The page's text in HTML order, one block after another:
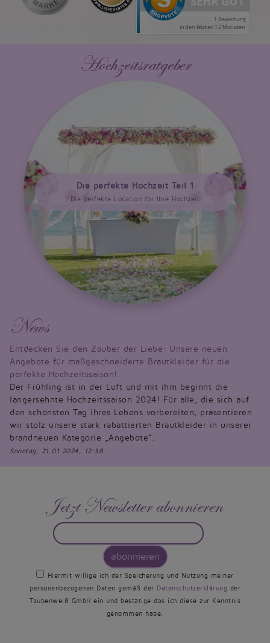
Hochzeitsratgeber
Die perfekte Hochzeit Teil 1
Die perfekte Location für Ihre Hochzeit
News
Entdecken Sie den Zauber der Liebe: Unsere neuen
Angebote für maßgeschneiderte Brautkleider für die
perfekte Hochzeitssaison!
Der Frühling ist in der Luft und mit ihm beginnt die
langersehnte Hochzeitssaison 2024! Für alle, die sich auf
den schönsten Tag ihres Lebens vorbereiten, präsentieren
wir stolz unsere stark rabattierten Brautkleider in unserer
brandneuen Kategorie „Angebote“.
Sonntag, 21.01.2024, 12:38
Jetzt Newsletter abonnieren
abonnieren
Hiermit willige ich der Speicherung und Nutzung meiner
personenbezogenen Daten gemäß der Datenschutzerklärung der
Taubenweiß GmbH ein und bestätige das ich diese zur Kenntnis
genommen habe.